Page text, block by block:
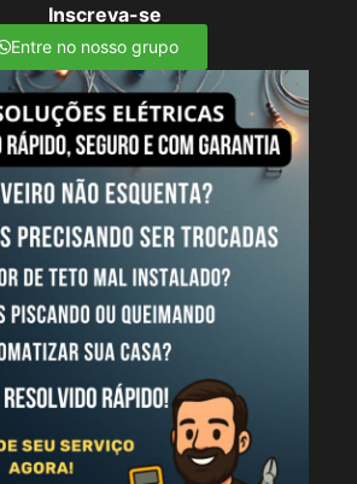
Inscreva-se
Entre no nosso grupo